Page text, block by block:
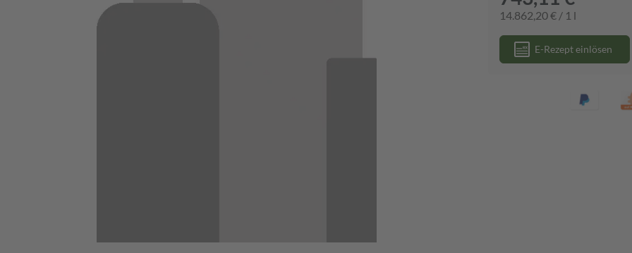
14.862,20 € / 1 l
E-Rezept einlösen